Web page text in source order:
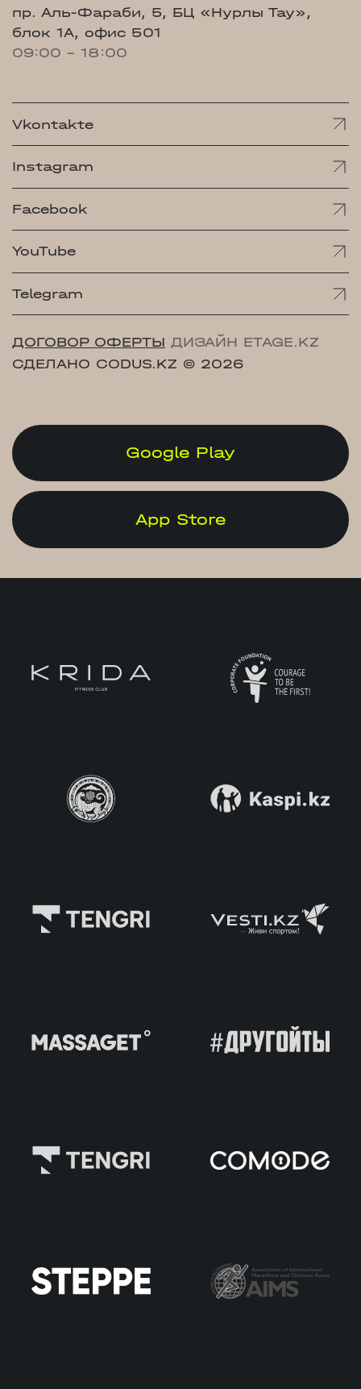
пр. Аль-Фараби, 5, БЦ «Нурлы Тау»,
блок 1А, офис 501
09:00 - 18:00
Vkontakte
Instagram
Facebook
YouTube
Telegram
ДОГОВОР ОФЕРТЫ ДИЗАЙН ETAGE.KZ
СДЕЛАНО CODUS.KZ © 2026
Google Play
App Store